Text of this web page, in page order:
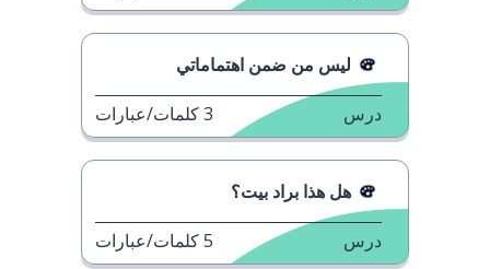
ليس من ضمن اهتماماتي
درس 3كلمات/عبارات
هل هذا براد بيت؟
درس 5كلمات/عبارات